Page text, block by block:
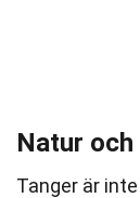
Natur och
Tanger är